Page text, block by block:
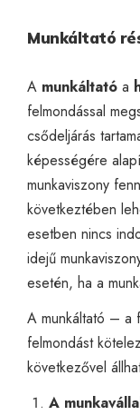
Munkáltató
A munkáltató a
felmondással
csődeljárás
képességére
munkaviszony
következtében
esetben nincs
idejű
esetén, ha a
A munkáltató – a
felmondást
következővel
A